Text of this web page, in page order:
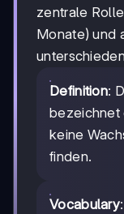
zentrale
Monate) und
Definition:
bezeichnet
keine
finden.
Vocabulary